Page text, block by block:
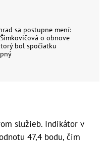
sa postupne mení:
o obnove
bol spočiatku
služieb. Indikátor v
47,4 bodu, čim